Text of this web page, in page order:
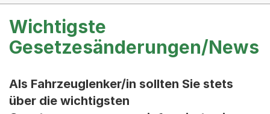
Wichtigste
Gesetzesänderungen/News
Als Fahrzeuglenker/in sollten Sie stets
über die wichtigsten